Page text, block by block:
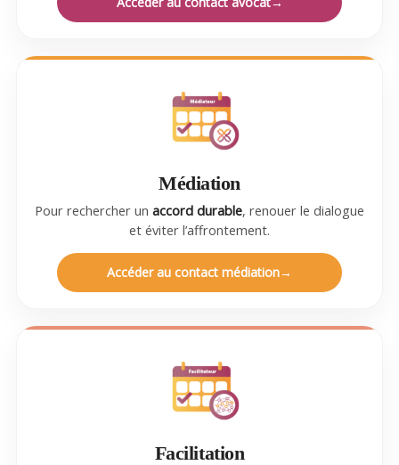
Médiation
Pour rechercher un accord durable, renouer le dialogue
et éviter l’affrontement.
Accéder au contact médiation
Facilitation